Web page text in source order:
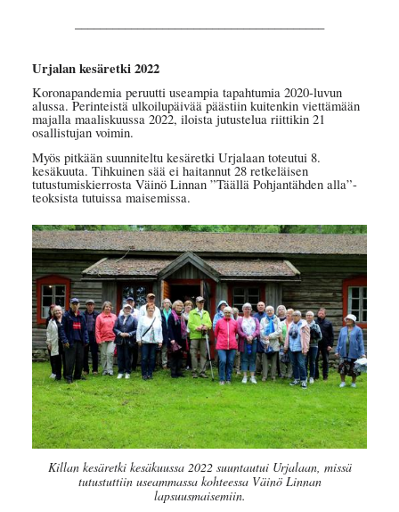
Urjalan kesäretki 2022
Koronapandemia peruutti useampia tapahtumia 2020-luvun
alussa. Perinteistä ulkoilupäivää päästiin kuitenkin viettämään
majalla maaliskuussa 2022, iloista jutustelua riittikin 21
osallistujan voimin.
Myös pitkään suunniteltu kesäretki Urjalaan toteutui 8.
kesäkuuta. Tihkuinen sää ei haitannut 28 retkeläisen
tutustumiskierrosta Väinö Linnan ”Täällä Pohjantähden alla”-
teoksista tutuissa maisemissa.
Killan kesäretki kesäkuussa 2022 suuntautui Urjalaan, missä
tutustuttiin useammassa kohteessa Väinö Linnan
lapsuusmaisemiin.